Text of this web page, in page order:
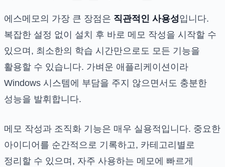
에스메모의 가장 큰 장점은 직관적인 사용성입니다.
복잡한 설정 없이 설치 후 바로 메모 작성을 시작할 수
있으며, 최소한의 학습 시간만으로도 모든 기능을
활용할 수 있습니다. 가벼운 애플리케이션이라
Windows 시스템에 부담을 주지 않으면서도 충분한
성능을 발휘합니다.
메모 작성과 조직화 기능은 매우 실용적입니다. 중요한
아이디어를 순간적으로 기록하고, 카테고리별로
정리할 수 있으며, 자주 사용하는 메모에 빠르게